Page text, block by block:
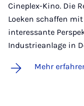
Cineplex-Kino. Die
Loeken schaffen
interessante
Industrieanlage in
Mehr